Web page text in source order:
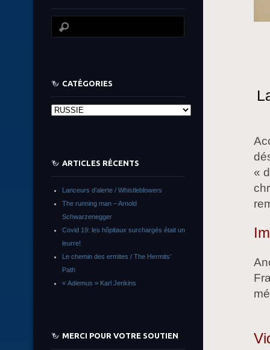
«
CATÉGORIES
Catégories
ARTICLES RÉCENTS
Lanceurs d’alerte / Whistleblowers
The running man – Arnold
Schwarzenegger
Covid 19: les hôpitaux surchargés était un
leurre!
Le chemin des ermites / The Hermits’
Path
« Adiemus » Karl Jenkins
MERCI POUR VOTRE SOUTIEN